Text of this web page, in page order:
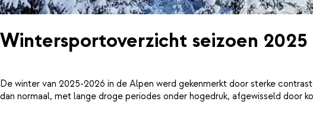
Wintersportoverzicht seizoen
De winter van 2025-2026 in de Alpen werd gekenmerkt door sterke
dan normaal, met lange droge periodes onder hogedruk, afgewisseld door